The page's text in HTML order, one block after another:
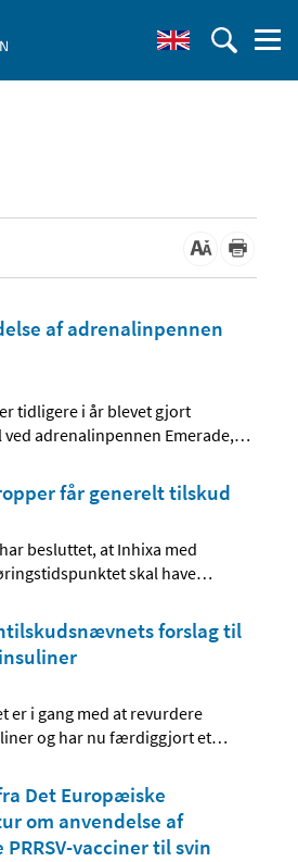
af adrenalinpennen
tidligere i år blevet gjort
adrenalinpennen Emerade,…
får generelt tilskud
besluttet, at Inhixa med
skal have…
forslag til
i gang med at revurdere
og har nu færdiggjort et…
Det Europæiske
om anvendelse af
vacciner til svin